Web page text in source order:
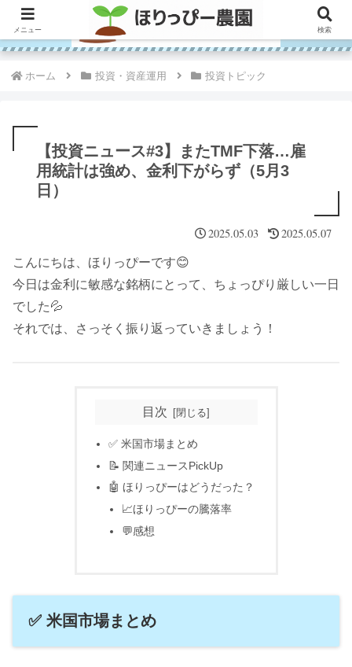
ホーム 投資・資産運用 投資トピック
【投資ニュース#3】またTMF下落…雇
用統計は強め、金利下がらず（5月3
日）
2025.05.03 2025.05.07
こんにちは、ほりっぴーです😊
今日は金利に敏感な銘柄にとって、ちょっぴり厳しい一日
でした💦
それでは、さっそく振り返っていきましょう！
目次
✅ 米国市場まとめ
📝 関連ニュースPickUp
🤖 ほりっぴーはどうだった？
📈ほりっぴーの騰落率
💬感想
✅ 米国市場まとめ
メニュー 検索